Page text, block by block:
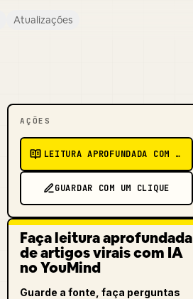
Atualizações
AÇÕES
LEITURA APROFUNDADA COM IA
GUARDAR COM UM CLIQUE
Faça leitura aprofundada
de artigos virais com IA
no YouMind
Guarde a fonte, faça perguntas